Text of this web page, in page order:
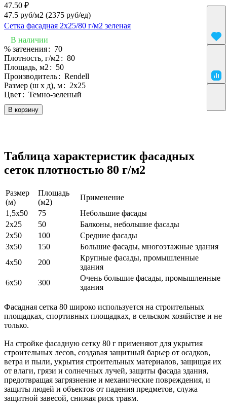
47.50 ₽
47.5 руб/м2 (2375 руб/eд)
Сетка фасадная 2х25/80 г/м2 зеленая
В наличии
В корзину
% затенения: 70
Плотность, г/м2: 80
Площадь, м2: 50
Производитель: Rendell
Размер (ш х д), м: 2х25
Цвет: Темно-зеленый
Таблица характеристик фасадных
сеток плотностью 80 г/м2
Размер
(м)
Площадь
(м2)
Применение
1,5х50
75
Небольшие фасады
2х25
50
Балконы, небольшие фасады
2х50
100
Средние фасады
3х50
150
Большие фасады, многоэтажные здания
4х50
200
Крупные фасады, промышленные
здания
6х50
300
Очень большие фасады, промышленные
здания
Фасадная сетка 80 широко используется на строительных
площадках, спортивных площадках, в сельском хозяйстве и не
только.
На стройке фасадную сетку 80 г применяют для укрытия
строительных лесов, создавая защитный барьер от осадков,
ветра и пыли, укрытия строительных материалов, защищая их
от влаги, грязи и солнечных лучей, защиты фасада здания,
предотвращая загрязнение и механические повреждения, и
защиты людей и объектов от падения предметов, служа
защитной завесой, снижая риск травм.